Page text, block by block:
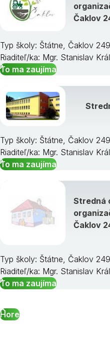
Čaklov
Typ školy: Štátne, Čaklov
Riaditeľ/ka: Mgr. Stanislav
To ma zaujíma
Typ školy: Štátne, Čaklov
Riaditeľ/ka: Mgr. Stanislav
To ma zaujíma
Stredná
Čaklov
Typ školy: Štátne, Čaklov
Riaditeľ/ka: Mgr. Stanislav
To ma zaujíma
Hore